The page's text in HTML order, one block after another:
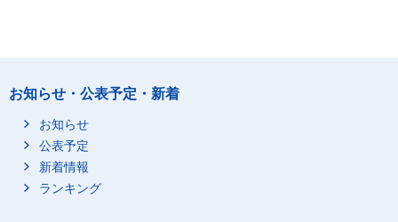
お知らせ・公表予定・新着
お知らせ
公表予定
新着情報
ランキング